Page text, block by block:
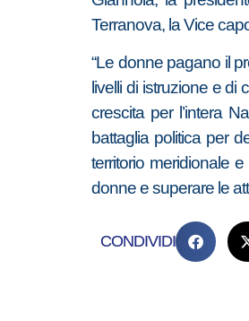
Terranova, la Vice
“Le donne pagano il
livelli di istruzione e
crescita per l’intera
battaglia politica per
territorio meridionale
donne e superare le
CONDIVIDI